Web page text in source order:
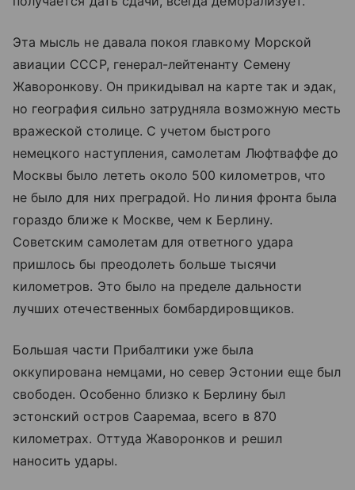
Эта мысль не давала покоя главкому Морской
авиации СССР, генерал-лейтенанту Семену
Жаворонкову. Он прикидывал на карте так и эдак,
но география сильно затрудняла возможную месть
вражеской столице. С учетом быстрого
немецкого наступления, самолетам Люфтваффе до
Москвы было лететь около 500 километров, что
не было для них преградой. Но линия фронта была
гораздо ближе к Москве, чем к Берлину.
Советским самолетам для ответного удара
пришлось бы преодолеть больше тысячи
километров. Это было на пределе дальности
лучших отечественных бомбардировщиков.
Большая части Прибалтики уже была
оккупирована немцами, но север Эстонии еще был
свободен. Особенно близко к Берлину был
эстонский остров Сааремаа, всего в 870
километрах. Оттуда Жаворонков и решил
наносить удары.